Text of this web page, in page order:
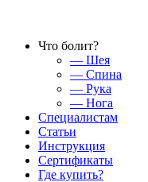
Что болит?
— Шея
— Спина
— Рука
— Нога
Специалистам
Статьи
Инструкция
Сертификаты
Где купить?